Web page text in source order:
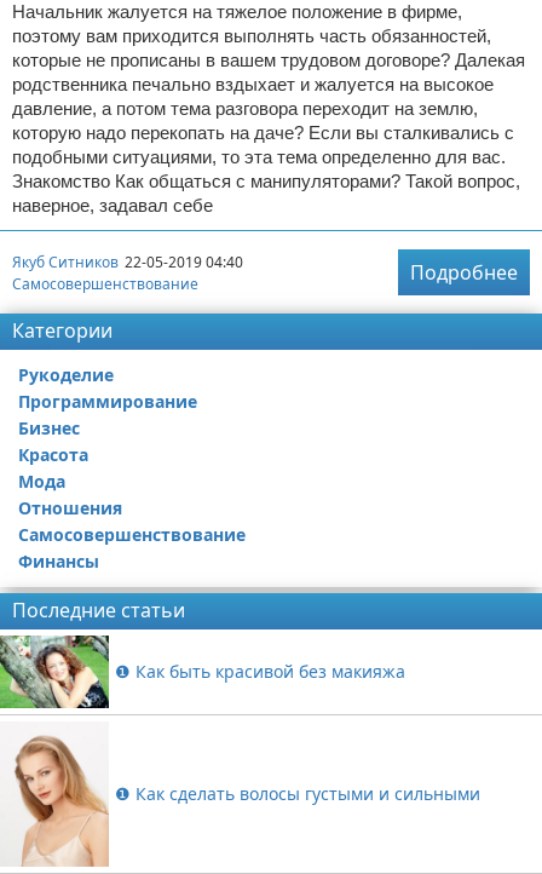
Начальник жалуется на тяжелое положение в фирме,
поэтому вам приходится выполнять часть обязанностей,
которые не прописаны в вашем трудовом договоре? Далекая
родственника печально вздыхает и жалуется на высокое
давление, а потом тема разговора переходит на землю,
которую надо перекопать на даче? Если вы сталкивались с
подобными ситуациями, то эта тема определенно для вас.
Знакомство Как общаться с манипуляторами? Такой вопрос,
наверное, задавал себе
Якуб Ситников 22-05-2019 04:40
Самосовершенствование
Подробнее
Категории
Рукоделие
Программирование
Бизнес
Красота
Мода
Отношения
Самосовершенствование
Финансы
Последние статьи
❶ Как быть красивой без макияжа
❶ Как сделать волосы густыми и сильными